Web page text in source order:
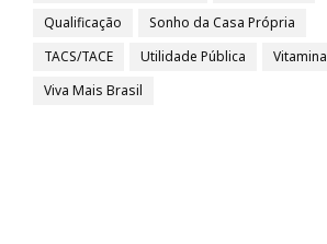
Qualificação
Sonho da Casa Própria
TACS/TACE
Utilidade Pública
Vitamina
Viva Mais Brasil